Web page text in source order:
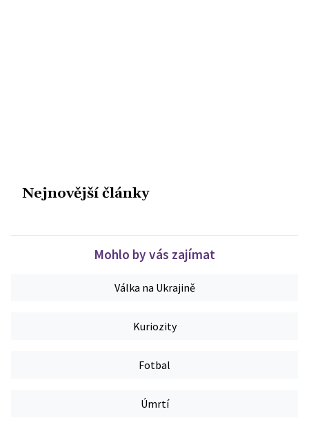
Nejnovější články
Mohlo by vás zajímat
Válka na Ukrajině
Kuriozity
Fotbal
Úmrtí